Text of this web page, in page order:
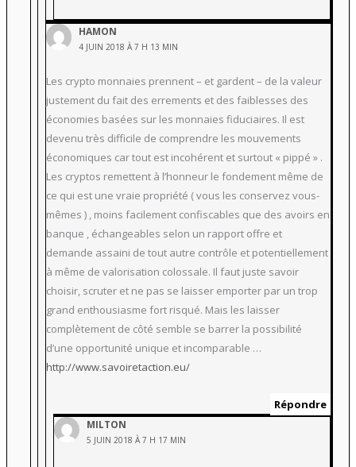
HAMON
4 JUIN 2018 À 7 H 13 MIN
Les crypto monnaies prennent – et gardent – de la valeur
justement du fait des errements et des faiblesses des
économies basées sur les monnaies fiduciaires. Il est
devenu très difficile de comprendre les mouvements
économiques car tout est incohérent et surtout « pippé » .
Les cryptos remettent à l’honneur le fondement même de
ce qui est une vraie propriété ( vous les conservez vous-
mêmes ) , moins facilement confiscables que des avoirs en
banque , échangeables selon un rapport offre et
demande assaini de tout autre contrôle et potentiellement
à même de valorisation colossale. Il faut juste savoir
choisir, scruter et ne pas se laisser emporter par un trop
grand enthousiasme fort risqué. Mais les laisser
complètement de côté semble se barrer la possibilité
d’une opportunité unique et incomparable …
http://www.savoiretaction.eu/
Répondre
MILTON
5 JUIN 2018 À 7 H 17 MIN